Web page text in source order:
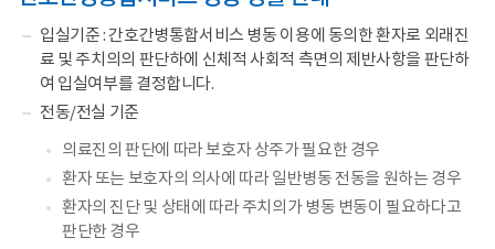
입실기준 : 간호간병통합서비스 병동 이용에 동의한 환자로 외래진
료 및 주치의의 판단하에 신체적 사회적 측면의 제반사항을 판단하
여 입실여부를 결정합니다.
전동/전실 기준
의료진의 판단에 따라 보호자 상주가 필요한 경우
환자 또는 보호자의 의사에 따라 일반병동 전동을 원하는 경우
환자의 진단 및 상태에 따라 주치의가 병동 변동이 필요하다고
판단한 경우